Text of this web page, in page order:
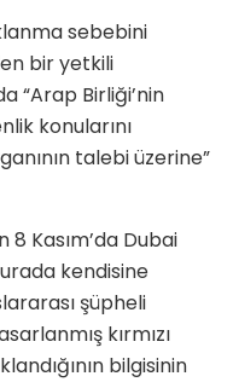
sebebini
bir yetkili
“Arap Birliği’nin
konularını
talebi üzerine”
8 Kasım’da Dubai
kendisine
şüpheli
kırmızı
bilgisinin